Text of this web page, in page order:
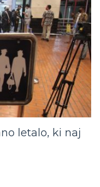
letalo, ki naj